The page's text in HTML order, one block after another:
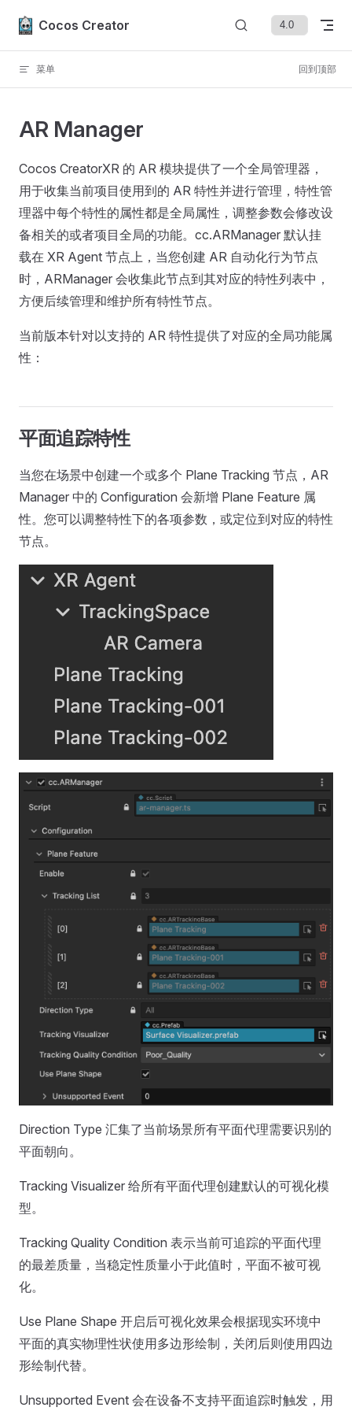
Skip to content
Cocos Creator
菜单 回到顶部
AR Manager
Cocos CreatorXR 的 AR 模块提供了一个全局管理器，
用于收集当前项目使用到的 AR 特性并进行管理，特性管
理器中每个特性的属性都是全局属性，调整参数会修改设
备相关的或者项目全局的功能。cc.ARManager 默认挂
载在 XR Agent 节点上，当您创建 AR 自动化行为节点
时，ARManager 会收集此节点到其对应的特性列表中，
方便后续管理和维护所有特性节点。
当前版本针对以支持的 AR 特性提供了对应的全局功能属
性：
平面追踪特性
当您在场景中创建一个或多个 Plane Tracking 节点，AR
Manager 中的 Configuration 会新增 Plane Feature 属
性。您可以调整特性下的各项参数，或定位到对应的特性
节点。
Direction Type 汇集了当前场景所有平面代理需要识别的
平面朝向。
Tracking Visualizer 给所有平面代理创建默认的可视化模
型。
Tracking Quality Condition 表示当前可追踪的平面代理
的最差质量，当稳定性质量小于此值时，平面不被可视
化。
Use Plane Shape 开启后可视化效果会根据现实环境中
平面的真实物理性状使用多边形绘制，关闭后则使用四边
形绘制代替。
Unsupported Event 会在设备不支持平面追踪时触发，用